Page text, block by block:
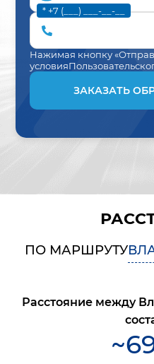
* +7 (___) ___-__-__
Нажимая кнопку
условия
ЗАКАЗАТЬ
ПО МАРШРУТУ
Расстояние между
~